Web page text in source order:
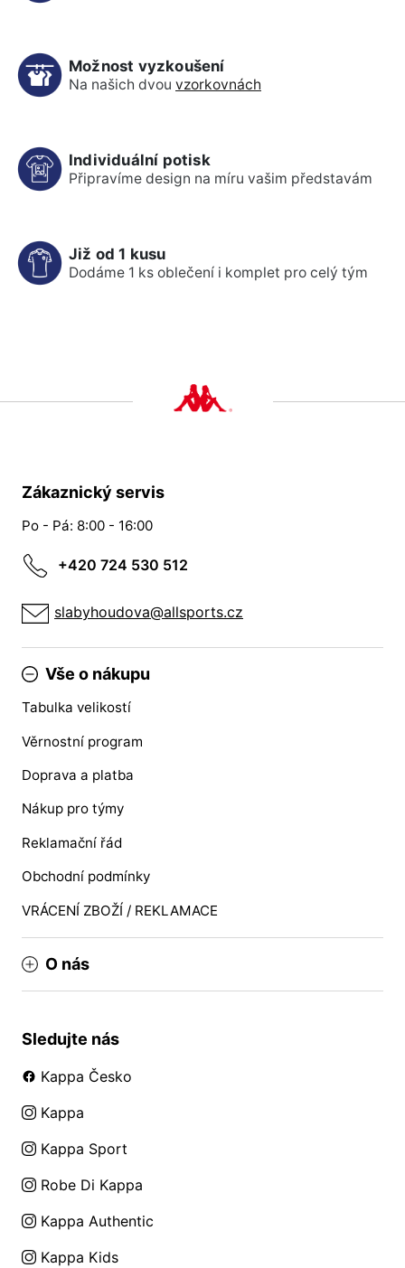
Možnost vyzkoušení
Na našich dvou vzorkovnách
Individuální potisk
Připravíme design na míru vašim představám
Již od 1 kusu
Dodáme 1 ks oblečení i komplet pro celý tým
Zákaznický servis
Po - Pá: 8:00 - 16:00
+420 724 530 512
slabyhoudova@allsports.cz
Vše o nákupu
Tabulka velikostí
Věrnostní program
Doprava a platba
Nákup pro týmy
Reklamační řád
Obchodní podmínky
VRÁCENÍ ZBOŽÍ / REKLAMACE
O nás
Sledujte nás
Kappa Česko
Kappa
Kappa Sport
Robe Di Kappa
Kappa Authentic
Kappa Kids